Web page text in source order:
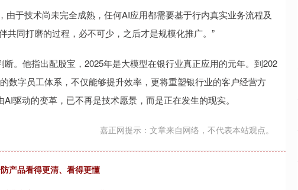
于技术尚未完全成熟，任何AI应用都需要基于行内真实业务流程及
共同打磨的过程，必不可少，之后才是规模化推广。”
他指出配股宝，2025年是大模型在银行业真正应用的元年。到202
数字员工体系，不仅能够提升效率，更将重塑银行业的客户经营方
驱动的变革，已不再是技术愿景，而是正在发生的现实。
嘉正网提示：文章来自网络，不代表本站观点。
产品看得更清、看得更懂